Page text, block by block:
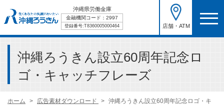
沖縄県労働金庫
金融機関コード：2997
登録番号:T8360005000464 店舗・ATM
沖縄ろうきん設立60周年記念ロ
ゴ・キャッチフレーズ
ホーム 広告素材ダウンロード
沖縄ろうきん設立60周年記念ロゴ・キ